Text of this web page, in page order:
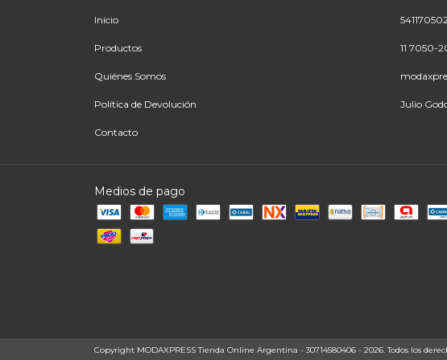
Inicio
Productos
Quiénes Somos
Política de Devolución
Contacto
11 7050-
Julio
Medios de pago
Copyright MODAXPRESS Tienda Online Argentina - 30714580406 - 2026. Todos los